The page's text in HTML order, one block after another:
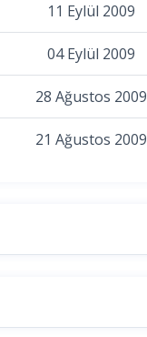
11 Eylül 2009
04 Eylül 2009
28 Ağustos 2009
21 Ağustos 2009